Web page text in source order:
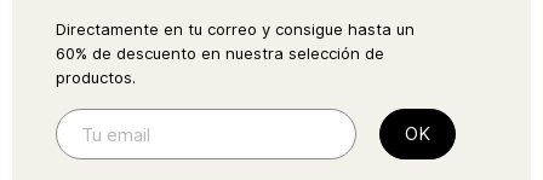
Directamente en tu correo y consigue hasta un
60% de descuento en nuestra selección de
productos.